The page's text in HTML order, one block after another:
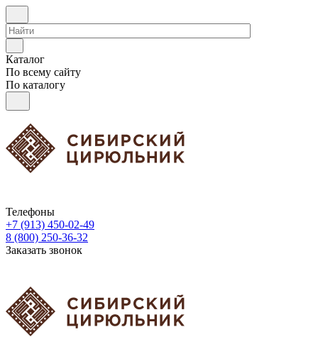
Каталог
По всему сайту
По каталогу
Телефоны
+7 (913) 450-02-49
8 (800) 250-36-32
Заказать звонок